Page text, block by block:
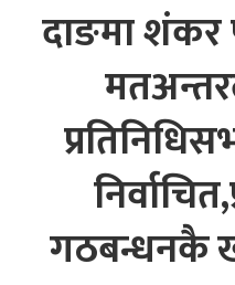
दाङमा शंकर
गठबन्धनकै